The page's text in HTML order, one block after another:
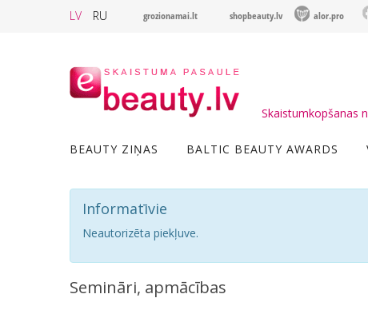
LV RU grozionamai.lt shopbeauty.lv alor.pro
Skaistumkopšanas
BEAUTY ZIŅAS BALTIC BEAUTY AWARDS
Informatīvie
Neautorizēta piekļuve.
Semināri, apmācības